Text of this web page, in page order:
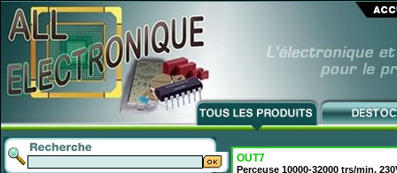
OUT7
Perceuse 10000-32000 trs/min,